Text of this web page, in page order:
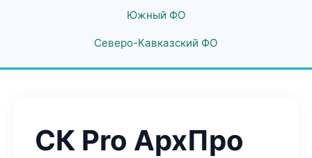
Южный ФО
Северо-Кавказский ФО
СК Pro АрхПро